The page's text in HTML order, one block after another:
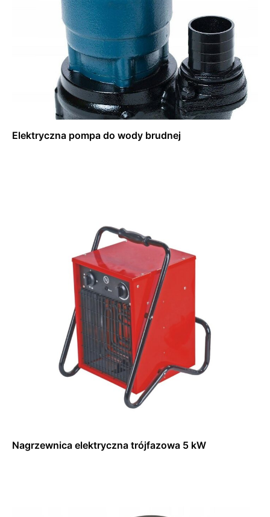
Elektryczna pompa do wody brudnej
Nagrzewnica elektryczna trójfazowa 5 kW